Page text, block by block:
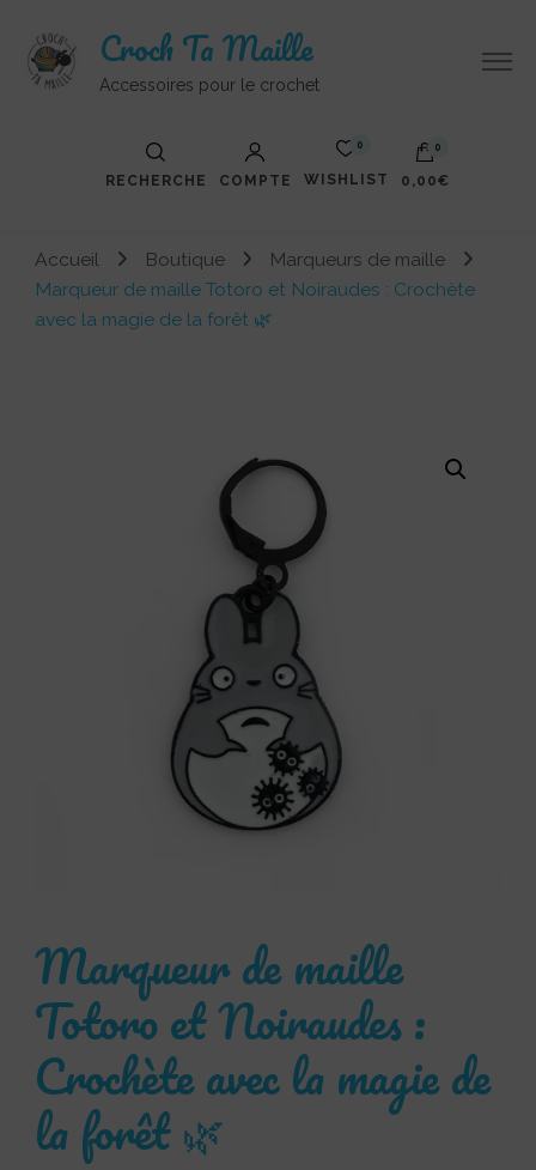
Croch Ta Maille
Accessoires pour le crochet
RECHERCHE COMPTE
0
WISHLIST
0
0,00€
Accueil Boutique
Marqueurs de maille
Marqueur de maille Totoro et Noiraudes : Crochète
avec la magie de la forêt 🌿
Marqueur de maille
Totoro et Noiraudes :
Crochète avec la magie de
la forêt 🌿